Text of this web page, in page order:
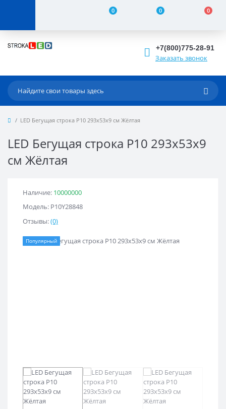
0 0 0
+7(800)775-28-91
Заказать звонок
LED Бегущая строка Р10 293x53x9 см Жёлтая
LED Бегущая строка Р10 293x53x9
см Жёлтая
Наличие: 10000000
Модель: Р10Y28848
Отзывы:(0)
Популярный